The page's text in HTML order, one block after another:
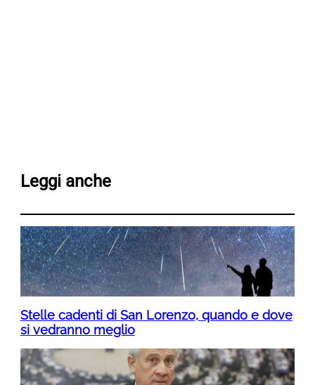
Leggi anche
Stelle cadenti di San Lorenzo, quando e dove
si vedranno meglio